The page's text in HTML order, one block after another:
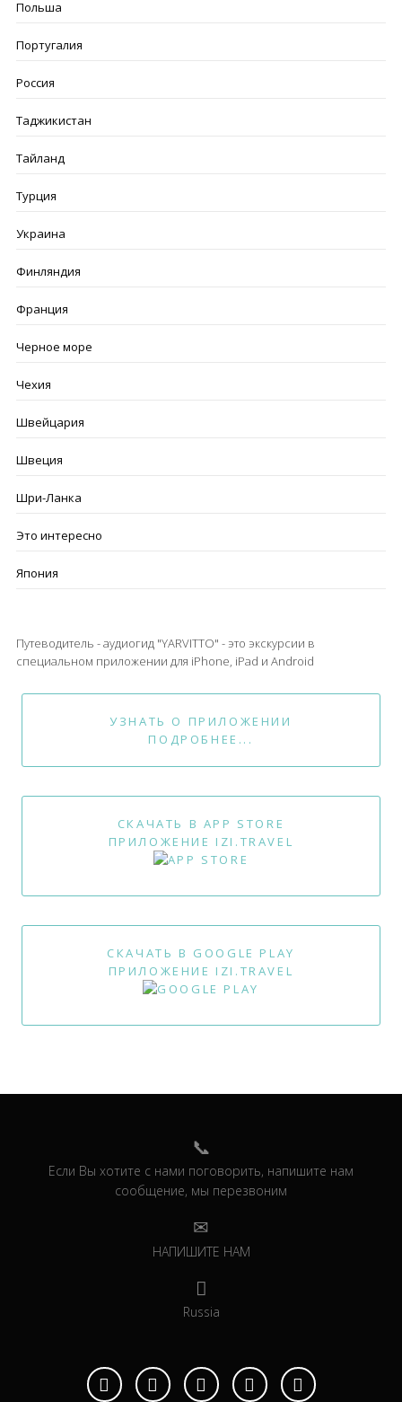
Польша
Португалия
Россия
Таджикистан
Тайланд
Турция
Украина
Финляндия
Франция
Черное море
Чехия
Швейцария
Швеция
Шри-Ланка
Это интересно
Япония
Путеводитель - аудиогид "YARVITTO" - это экскурсии в
специальном приложении для iPhone, iPad и Android
УЗНАТЬ О ПРИЛОЖЕНИИ
ПОДРОБНЕЕ...
СКАЧАТЬ В APP STORE
ПРИЛОЖЕНИЕ IZI.TRAVEL
СКАЧАТЬ В GOOGLE PLAY
ПРИЛОЖЕНИЕ IZI.TRAVEL
Если Вы хотите с нами поговорить, напишите нам
сообщение, мы перезвоним
НАПИШИТЕ НАМ
Russia